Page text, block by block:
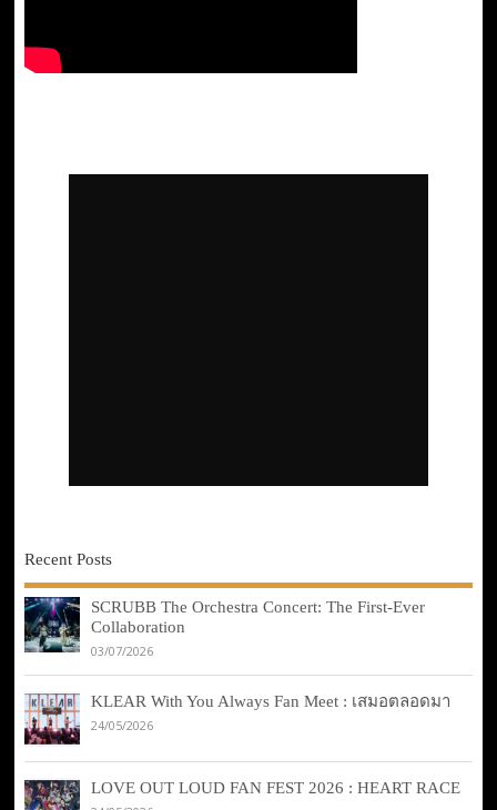
Recent Posts
SCRUBB The Orchestra Concert: The First-Ever
Collaboration
03/07/2026
KLEAR With You Always Fan Meet : เสมอตลอดมา
24/05/2026
LOVE OUT LOUD FAN FEST 2026 : HEART RACE